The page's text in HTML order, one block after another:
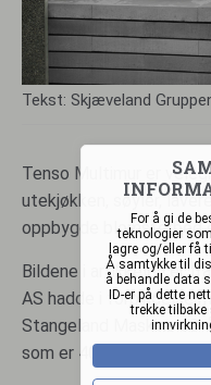
Tekst: Skjæveland
Tenso Multimur er
utekjøkken, søyler,
oppbygde blomsterbed
Bildene i artikkelen er
AS hadde i forbindelse
Stangeland Maskins 60-
som er 40 år i år.
For å gi de
teknologier
lagre og/eller få
Å samtykke til
å behandle data
ID-er på dette
trekke